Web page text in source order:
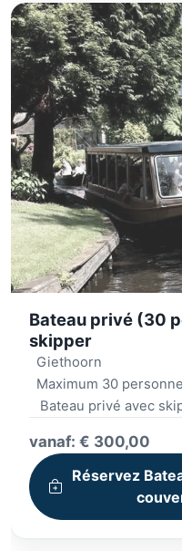
Bateau privé (30
skipper
Giethoorn
Maximum 30
Bateau privé avec
Fenêtres ouvrables
vanaf: € 300,00
Réservez